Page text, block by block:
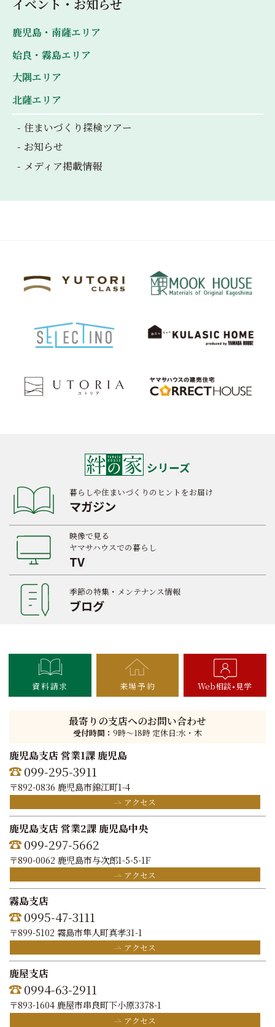
イベント・お知らせ
鹿児島・南薩エリア
姶良・霧島エリア
大隅エリア
北薩エリア
住まいづくり探検ツアー
お知らせ
メディア掲載情報
シリーズ
暮らしや住まいづくりのヒントをお届け
マガジン
映像で見る
ヤマサハウスでの暮らし
TV
季節の特集・メンテナンス情報
ブログ
資料請求 来場予約 Web相談 見学
最寄りの支店へのお問い合わせ
受付時間： 9時〜18時 定休日:水・木
鹿児島支店 営業1課 鹿児島
099-295-3911
〒892-0836 鹿児島市錦江町1-4
アクセス
鹿児島支店 営業2課 鹿児島中央
099-297-5662
〒890-0062 鹿児島市与次郎1-5-5-1F
アクセス
霧島支店
0995-47-3111
〒899-5102 霧島市隼人町真孝31-1
アクセス
鹿屋支店
0994-63-2911
〒893-1604 鹿屋市串良町下小原3378-1
アクセス